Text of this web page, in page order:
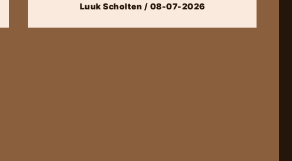
Luuk Scholten / 08-07-2026